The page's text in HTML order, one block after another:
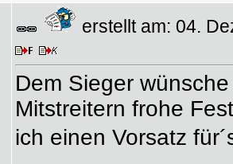
erstellt am: 04.
Dem Sieger
Mitstreitern frohe
ich einen Vorsatz